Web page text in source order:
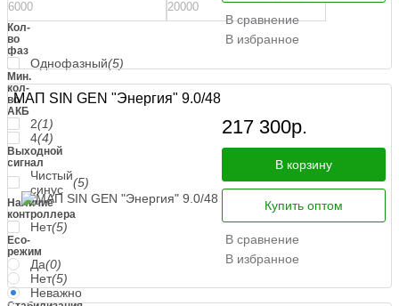
Кол-
во
фаз
Однофазный(5)
Мин.
кол-
во
АКБ
2(1)
4(4)
Выходной
сигнал
Чистый
синус
(5)
Наличие
контроллера
Нет(5)
Eco-
режим
Да(0)
Нет(5)
Неважно
В сравнение
В избранное
МАП SIN GEN "Энергия" 9.0/48
217 300р.
В корзину
Купить оптом
В сравнение
В избранное